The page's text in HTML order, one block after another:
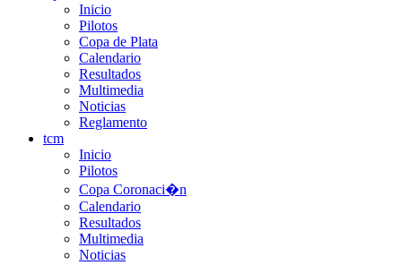
Inicio
Pilotos
Copa de Plata
Calendario
Resultados
Multimedia
Noticias
Reglamento
tcm
Inicio
Pilotos
Copa Coronaci�n
Calendario
Resultados
Multimedia
Noticias